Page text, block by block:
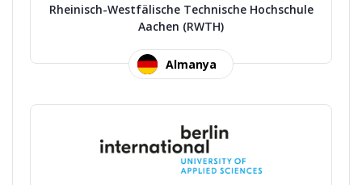
Rheinisch-Westfälische Technische Hochschule
Aachen (RWTH)
Almanya